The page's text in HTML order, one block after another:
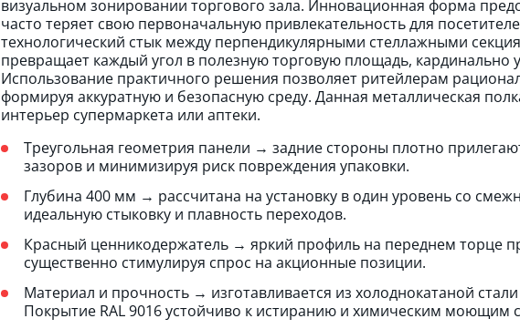
визуальном зонировании торгового зала. Инновационная форма
часто теряет свою первоначальную привлекательность для
технологический стык между перпендикулярными стеллажными
превращает каждый угол в полезную торговую площадь,
Использование практичного решения позволяет ритейлерам
формируя аккуратную и безопасную среду. Данная металлическая
интерьер супермаркета или аптеки.
Треугольная геометрия панели → задние стороны плотно
зазоров и минимизируя риск повреждения упаковки.
Глубина 400 мм → рассчитана на установку в один уровень со
идеальную стыковку и плавность переходов.
Красный ценникодержатель → яркий профиль на переднем торце
существенно стимулируя спрос на акционные позиции.
Материал и прочность → изготавливается из холоднокатаной
Покрытие RAL 9016 устойчиво к истиранию и химическим моющим